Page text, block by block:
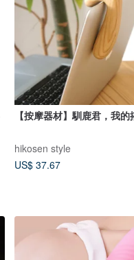
【按摩器材】馴鹿君，我的
hikosen style
US$ 37.67